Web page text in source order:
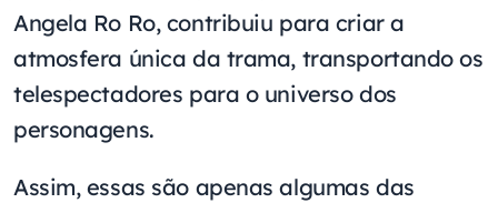
Angela Ro Ro, contribuiu para criar a
atmosfera única da trama, transportando os
telespectadores para o universo dos
personagens.
Assim, essas são apenas algumas das